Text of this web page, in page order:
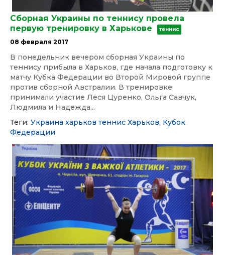
Сборная Украины по теннису провела
первую тренировку в Харькове
теннис
08 февраля 2017
В понедельник вечером сборная Украины по
теннису прибыла в Харьков, где начала подготовку к
матчу Кубка Федерации во Второй Мировой группе
против сборной Австралии. В тренировке
принимали участие Леся Цуренко, Ольга Савчук,
Людмила и Надежда...
Теги: Украина харьков теннис Харьков, Кубок
Федерации